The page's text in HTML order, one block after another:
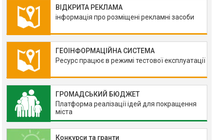
ВІДКРИТА РЕКЛАМА
інформація про розміщені рекламні засоби
ГЕОІНФОРМАЦІЙНА СИСТЕМА
Ресурс працює в режимі тестової експлуатації
ГРОМАДСЬКИЙ БЮДЖЕТ
Платформа реалізації ідей для покращення
міста
Конкурси та гранти